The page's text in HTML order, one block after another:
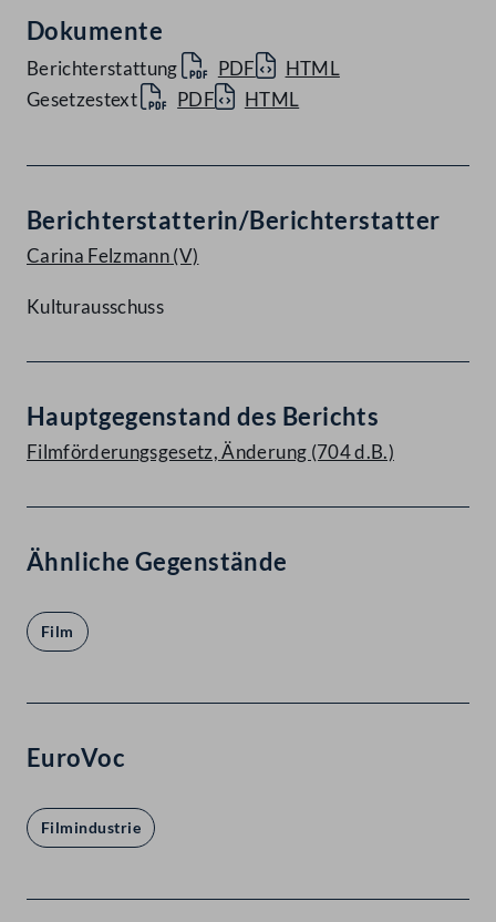
Dokumente
Berichterstattung PDF
HTML
Gesetzestext
PDF HTML
Berichterstatterin/Berichterstatter
Carina Felzmann(V)
Kulturausschuss
Hauptgegenstand des Berichts
Filmförderungsgesetz, Änderung (704 d.B.)
Ähnliche Gegenstände
Film
EuroVoc
Filmindustrie